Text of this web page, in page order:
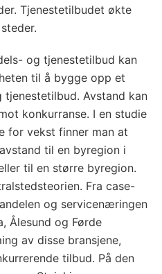
Tjenestetilbudet økte
og tjenestetilbud kan
til å bygge opp et
Avstand kan
konkurranse. I en studie
for vekst finner man at
til en byregion i
til en større byregion.
Fra case-
og servicenæringen
Ålesund og Førde
av disse bransjene,
tilbud. På den